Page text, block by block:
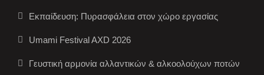
Εκπαίδευση: Πυρασφάλεια στον χώρο εργασίας
Umami Festival AXD 2026
Γευστική αρμονία αλλαντικών & αλκοολούχων ποτών